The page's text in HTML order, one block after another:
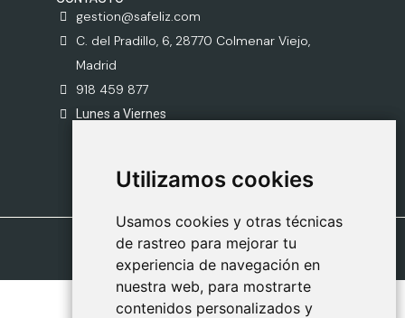
Utilizamos cookies
Usamos cookies y otras técnicas
de rastreo para mejorar tu
experiencia de navegación en
nuestra web, para mostrarte
contenidos personalizados y
Utilizamos cookies
Usamos cookies y otras técnicas
de rastreo para mejorar tu
experiencia de navegación en
nuestra web, para mostrarte
contenidos personalizados y
gestion@safeliz.com
C. del Pradillo, 6, 28770 Colmenar Viejo,
Madrid
918 459 877
Lunes a Viernes